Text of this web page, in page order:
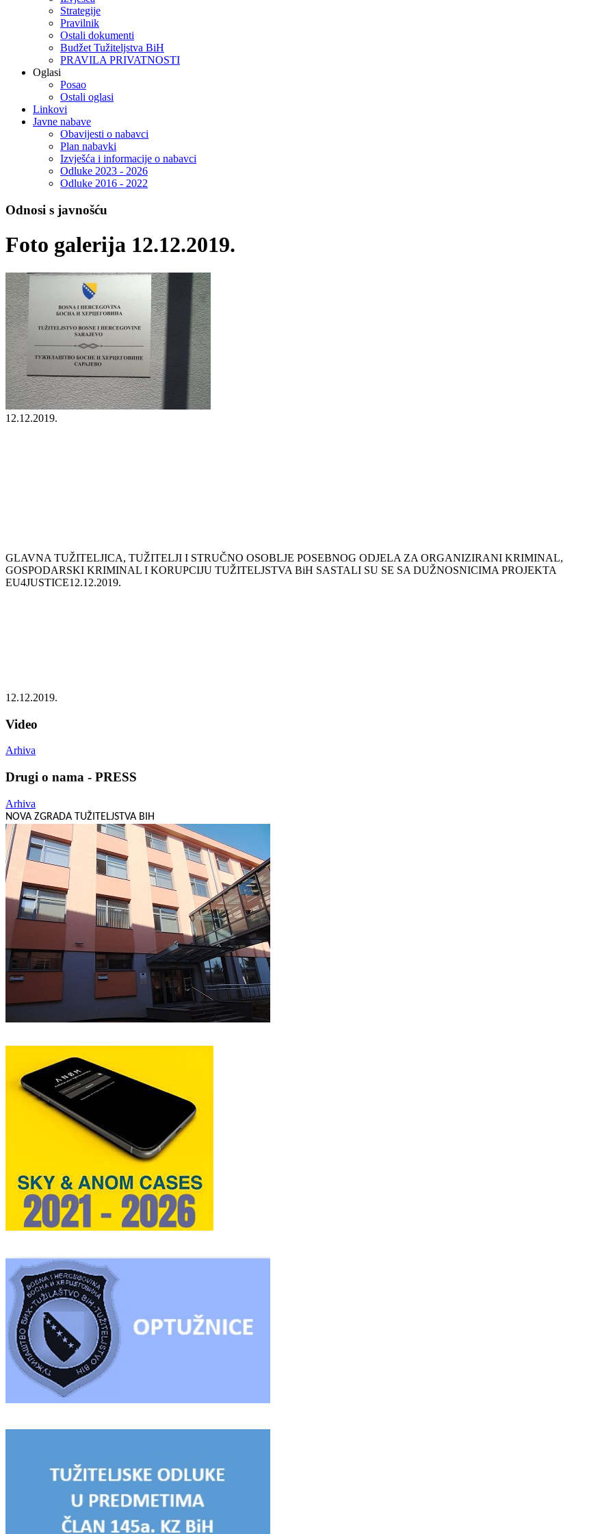
Strategije
Pravilnik
Ostali dokumenti
Budžet Tužiteljstva BiH
PRAVILA PRIVATNOSTI
Oglasi
Posao
Ostali oglasi
Linkovi
Javne nabave
Obavijesti o nabavci
Plan nabavki
Izvješća i informacije o nabavci
Odluke 2023 - 2026
Odluke 2016 - 2022
Odnosi s javnošću
Foto galerija 12.12.2019.
12.12.2019.
GLAVNA TUŽITELJICA, TUŽITELJI I STRUČNO OSOBLJE POSEBNOG ODJELA ZA ORGANIZIRANI KRIMINAL,
GOSPODARSKI KRIMINAL I KORUPCIJU TUŽITELJSTVA BiH SASTALI SU SE SA DUŽNOSNICIMA PROJEKTA
EU4JUSTICE12.12.2019.
12.12.2019.
Video
Arhiva
Drugi o nama - PRESS
Arhiva
NOVA ZGRADA TUŽITELJSTVA BIH